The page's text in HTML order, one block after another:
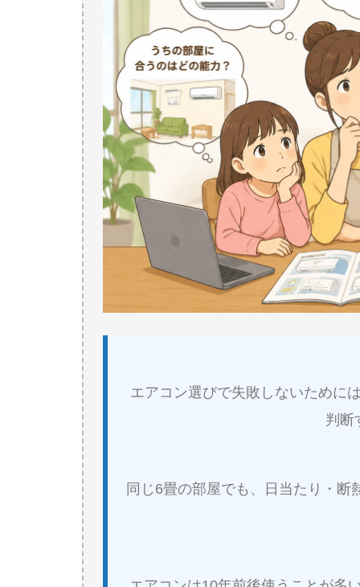
エアコン選びで失敗しないために
判断
同じ6畳の部屋でも、日当たり・